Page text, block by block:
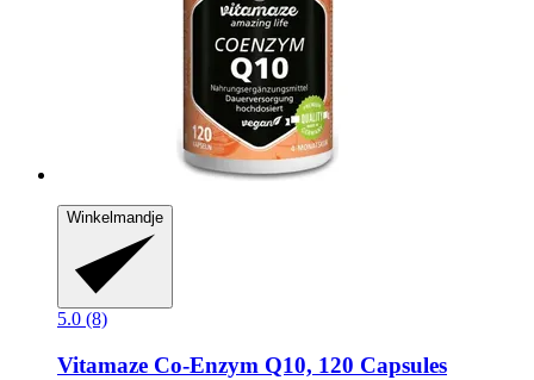
Winkelmandje
5.0 (8)
Vitamaze Co-​Enzym Q10, 120 Capsules